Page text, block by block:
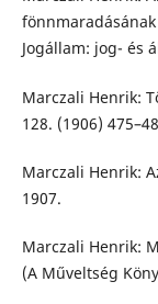
Jogállam: jog- és
Marczali Henrik:
128. (1906)
Marczali Henrik:
1907.
Marczali Henrik:
(A Műveltség